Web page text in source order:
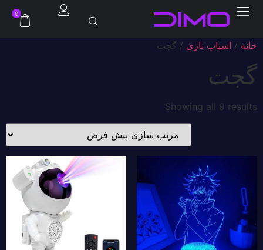
0
خانه / اسباب بازی / گجت
گجت
Showing all 9 results